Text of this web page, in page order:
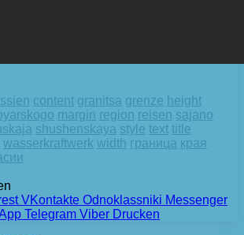
content granitsa grenze height
margin region reisen sajano
shushenskaya style text title
wasserkraftwerk width граница края
VKontakte Odnoklassniki Messenger
Telegram Viber Drucken